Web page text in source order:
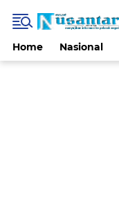
Home Nasional